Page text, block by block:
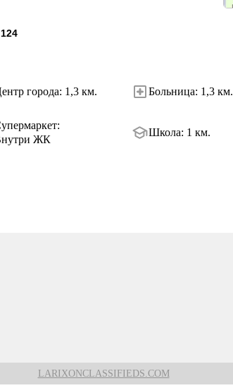
города: 1,3 км. Больница: 1,3 км.
:
ЖК
Школа: 1 км.
LARIXONCLASSIFIEDS.COM